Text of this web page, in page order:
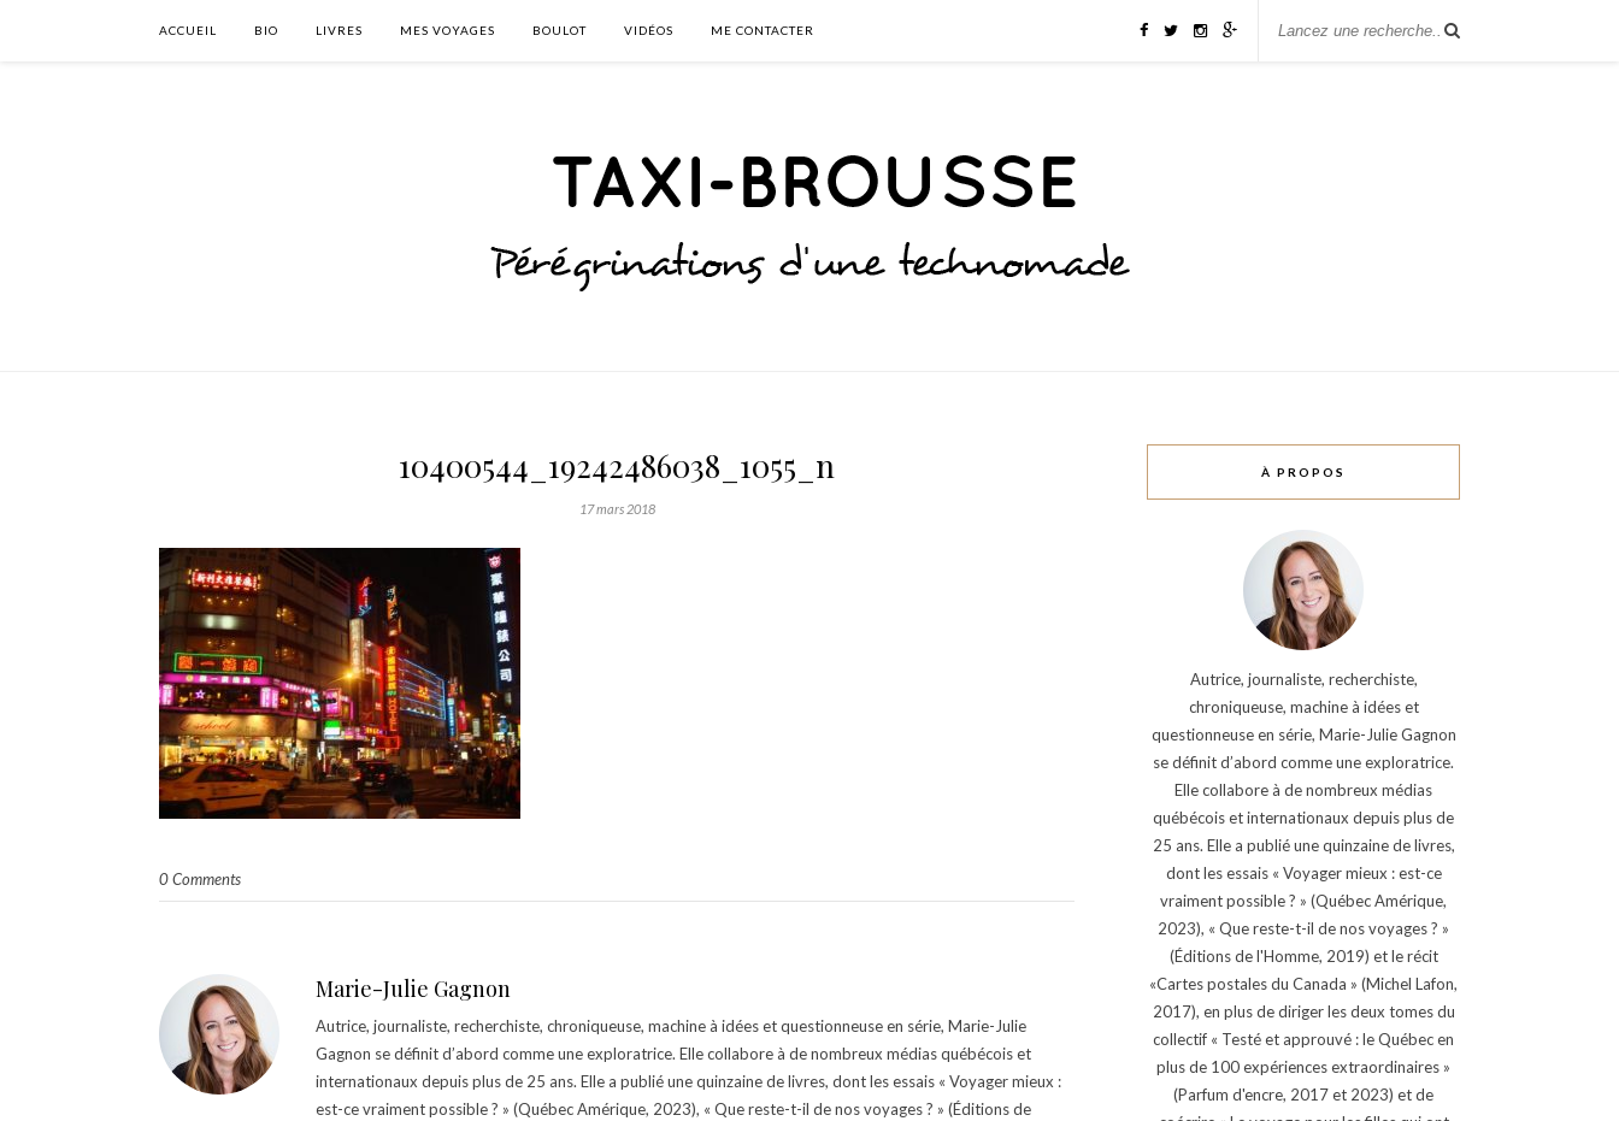
ACCUEIL BIO LIVRES MES VOYAGES BOULOT VIDÉOS ME CONTACTER
10400544_19242486038_1055_n
17 mars 2018
0 Comments
Marie-Julie Gagnon
Autrice, journaliste, recherchiste, chroniqueuse, machine à idées et questionneuse en série, Marie-Julie
Gagnon se définit d’abord comme une exploratrice. Elle collabore à de nombreux médias québécois et
internationaux depuis plus de 25 ans. Elle a publié une quinzaine de livres, dont les essais « Voyager mieux :
est-ce vraiment possible ? » (Québec Amérique, 2023), « Que reste-t-il de nos voyages ? » (Éditions de
À PROPOS
Autrice, journaliste, recherchiste,
chroniqueuse, machine à idées et
questionneuse en série, Marie-Julie Gagnon
se définit d’abord comme une exploratrice.
Elle collabore à de nombreux médias
québécois et internationaux depuis plus de
25 ans. Elle a publié une quinzaine de livres,
dont les essais « Voyager mieux : est-ce
vraiment possible ? » (Québec Amérique,
2023), « Que reste-t-il de nos voyages ? »
(Éditions de l'Homme, 2019) et le récit
«Cartes postales du Canada » (Michel Lafon,
2017), en plus de diriger les deux tomes du
collectif « Testé et approuvé : le Québec en
plus de 100 expériences extraordinaires »
(Parfum d'encre, 2017 et 2023) et de